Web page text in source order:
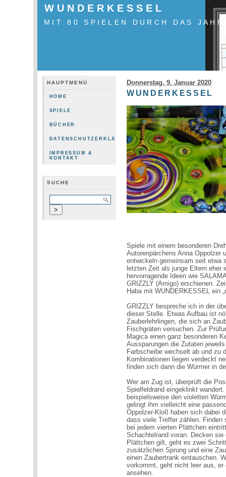
WUNDERKESSEL
MIT 80 SPIELEN DURCH DAS JAHR
HAUPTMENÜ
HOME
SPIELE
BÜCHER
DATENSCHUTZERKLÄRUNG
IMPRESSUM &
KONTAKT
SUCHE
Donnerstag, 9. Januar 2020
WUNDERKESSEL
Spiele mit einem besonderen
Autorenpärchens Anna Oppolzer
entwickeln gemeinsam seit etwa
letzten Zeit als junge Eltern eher
hervorragende Ideen wie
GRIZZLY (Amigo) erschienen.
Haba mit WUNDERKESSEL ein
GRIZZLY bespreche ich in der
dieser Stelle. Etwas Aufbau ist
Zauberlehrlingen, die sich an
Fischgräten versuchen. Zur
Magica einen ganz besonderen
Aussparungen die Zutaten
Farbscheibe wechselt ab und zu
Kombinationen liegen verdeckt
finden sich dann die Würmer in
Wer am Zug ist, überprüft die
Spielfeldrand eingeklinkt
beispielsweise den violetten
gelingt ihm vielleicht eine
Oppolzer-Kloß haben sich dabei
dass viele Treffer zählen. Finden
bei jedem vierten Plättchen
Schachtelrand voran. Decken
Plättchen gilt, geht es zwei
zusätzlichen Sprung und eine
einen Zaubertrank eintauschen.
vorkommt, geht nicht leer aus,
ansehen.